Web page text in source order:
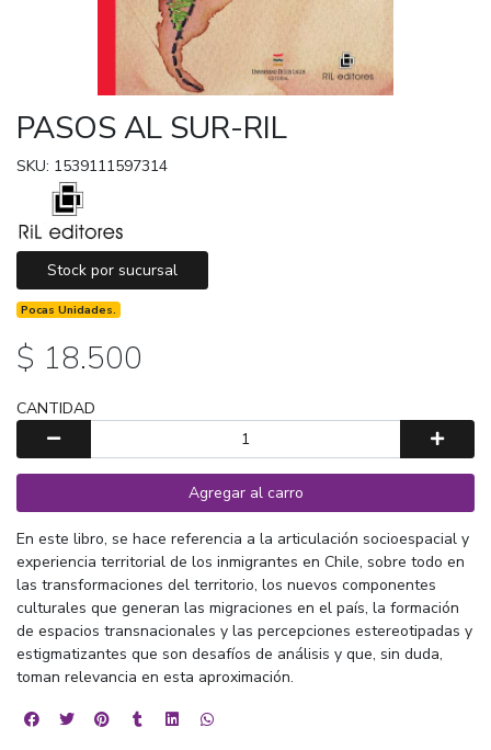
PASOS AL SUR-RIL
SKU: 1539111597314
Stock por sucursal
Pocas Unidades.
$ 18.500
CANTIDAD
Agregar al carro
En este libro, se hace referencia a la articulación socioespacial y
experiencia territorial de los inmigrantes en Chile, sobre todo en
las transformaciones del territorio, los nuevos componentes
culturales que generan las migraciones en el país, la formación
de espacios transnacionales y las percepciones estereotipadas y
estigmatizantes que son desafíos de análisis y que, sin duda,
toman relevancia en esta aproximación.